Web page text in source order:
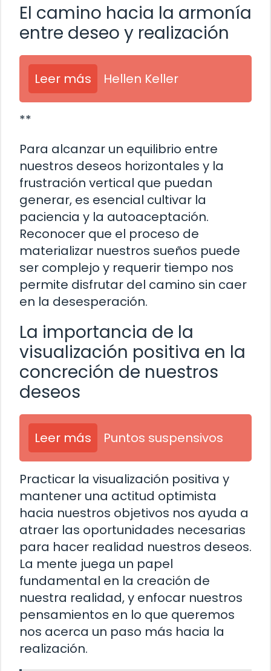
El camino hacia la armonía
entre deseo y realización
Leer más Hellen Keller
**
Para alcanzar un equilibrio entre
nuestros deseos horizontales y la
frustración vertical que puedan
generar, es esencial cultivar la
paciencia y la autoaceptación.
Reconocer que el proceso de
materializar nuestros sueños puede
ser complejo y requerir tiempo nos
permite disfrutar del camino sin caer
en la desesperación.
La importancia de la
visualización positiva en la
concreción de nuestros
deseos
Leer más Puntos suspensivos
Practicar la visualización positiva y
mantener una actitud optimista
hacia nuestros objetivos nos ayuda a
atraer las oportunidades necesarias
para hacer realidad nuestros deseos.
La mente juega un papel
fundamental en la creación de
nuestra realidad, y enfocar nuestros
pensamientos en lo que queremos
nos acerca un paso más hacia la
realización.